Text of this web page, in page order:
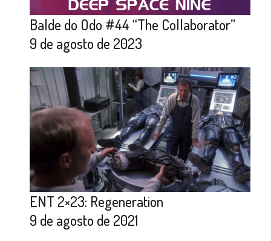
Balde do Odo #44 “The Collaborator”
9 de agosto de 2023
ENT 2×23: Regeneration
9 de agosto de 2021